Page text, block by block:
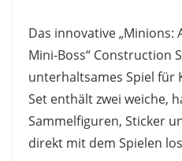
Das innovative „Minions:
Mini-Boss“ Construction
unterhaltsames Spiel für
Set enthält zwei weiche,
Sammelfiguren, Sticker
direkt mit dem Spielen